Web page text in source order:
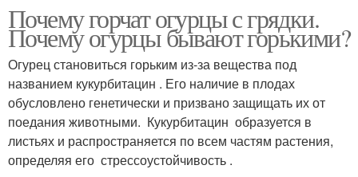
Почему горчат огурцы с грядки.
Почему огурцы бывают горькими?
Огурец становиться горьким из-за вещества под
названием кукурбитацин . Его наличие в плодах
обусловлено генетически и призвано защищать их от
поедания животными. Кукурбитацин образуется в
листьях и распространяется по всем частям растения,
определяя его стрессоустойчивость .